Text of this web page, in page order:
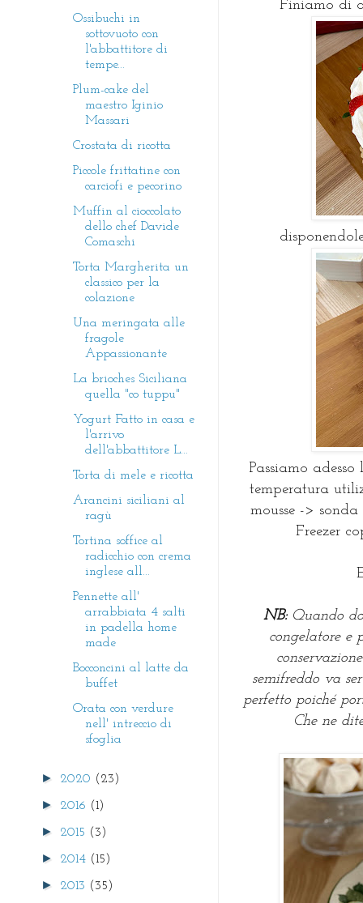
Finiamo di
Passiamo
temperatura
mousse ->
Freezer
NB: Quando
congelatore e
semifreddo va
perfetto poiché
Che ne
Ossibuchi in
sottovuoto con
l'abbattitore di
tempe...
Plum-cake del
maestro Iginio
Massari
Crostata di ricotta
Piccole frittatine con
carciofi e pecorino
Muffin al cioccolato
dello chef Davide
Comaschi
Torta Margherita un
classico per la
colazione
Una meringata alle
fragole
Appassionante
La brioches Siciliana
quella "co tuppu"
Yogurt Fatto in casa e
l'arrivo
dell'abbattitore L...
Torta di mele e ricotta
Arancini siciliani al
ragù
Tortina soffice al
radicchio con crema
inglese all...
Pennette all'
arrabbiata 4 salti
in padella home
made
Bocconcini al latte da
buffet
Orata con verdure
nell' intreccio di
sfoglia
► 2020 (23)
► 2016 (1)
► 2015 (3)
► 2014 (15)
► 2013 (35)